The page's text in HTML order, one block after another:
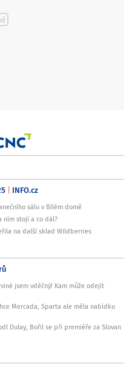
INFO.cz
sálu v Bílém domě
ním stojí a co dál?
na další sklad Wildberries
jsem vděčný! Kam může odejít
Mercada, Sparta ale měla nabídku
Dulay, Bořil se při premiéře za Slovan